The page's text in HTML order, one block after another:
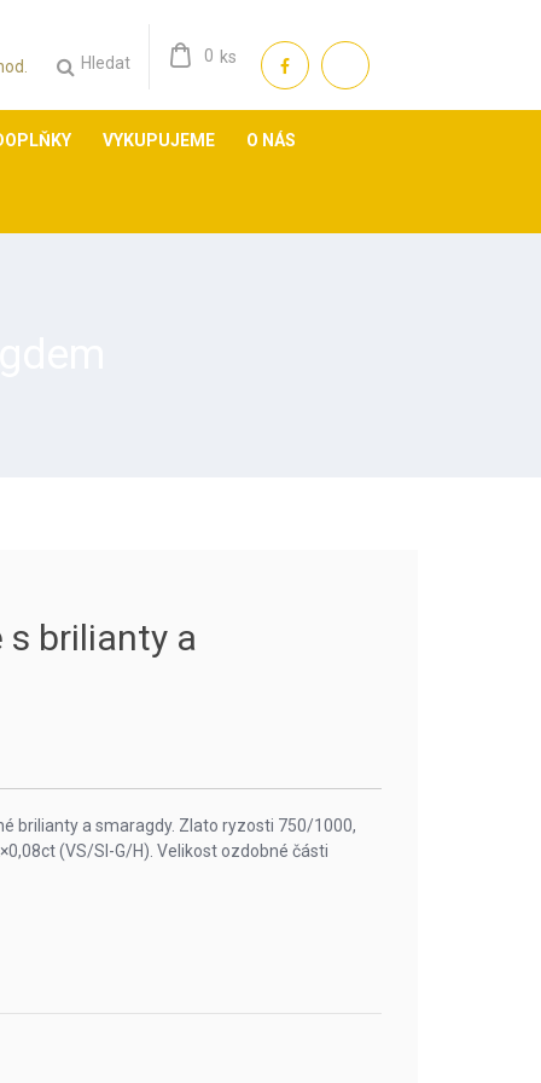
Hledat 0 ks
VYKUPUJEME O NÁS
s brilianty a
brilianty a smaragdy. Zlato ryzosti 750/1000,
(VS/SI-G/H). Velikost ozdobné části